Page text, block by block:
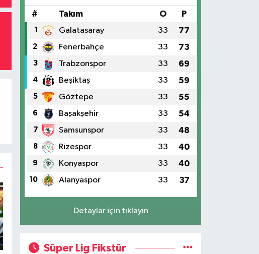
# Takım O P
1 Galatasaray 33 77
2 Fenerbahçe 33 73
3 Trabzonspor 33 69
4 Beşiktaş 33 59
5 Göztepe 33 55
6 Başakşehir 33 54
7 Samsunspor 33 48
8 Rizespor 33 40
9 Konyaspor 33 40
10 Alanyaspor 33 37
Detaylar için tıklayın
Süper Lig Fikstür